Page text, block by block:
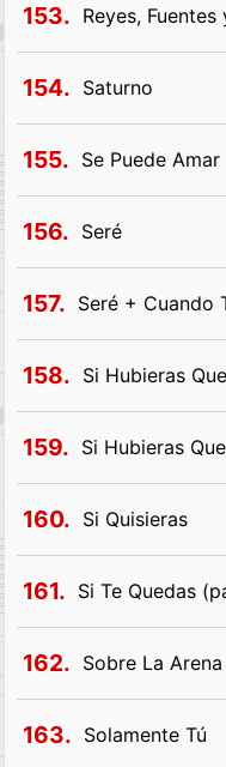
153. Reyes,
154. Saturno
155. Se Puede Amar
156. Seré
157. Seré + Cuando
158. Si Hubieras
159. Si Hubieras
160. Si Quisieras
161. Si Te Quedas
162. Sobre La Arena
163. Solamente Tú